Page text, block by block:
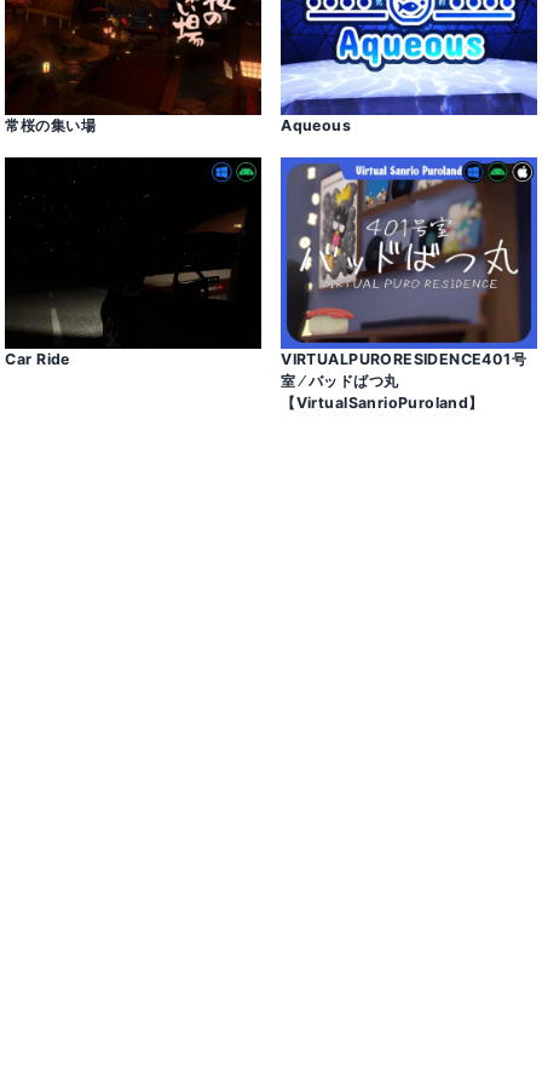
常桜の集い場 Aqueous
Car Ride
VIRTUALPURORESIDENCE401号
室 ⁄ バッドばつ丸
【VirtualSanrioPuroland】